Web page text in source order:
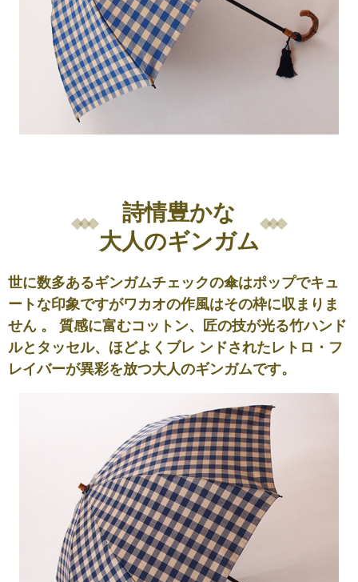
詩情豊かな
大人のギンガム
世に数多あるギンガムチェックの傘はポップでキュ
ートな印象ですがワカオの作風はその枠に収まりま
せん 。 質感に富むコットン、匠の技が光る竹ハンド
ルとタッセル、ほどよくブレ ンドされたレトロ・フ
レイバーが異彩を放つ大人のギンガムです。